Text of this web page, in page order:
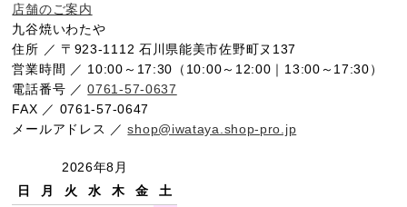
店舗のご案内
九谷焼いわたや
住所 ／ 〒923-1112 石川県能美市佐野町ヌ137
営業時間 ／ 10:00～17:30（10:00～12:00｜13:00～17:30）
電話番号 ／0761-57-0637
FAX ／ 0761-57-0647
メールアドレス ／shop@iwataya.shop-pro.jp
2026年8月
日
月 火 水 木 金 土